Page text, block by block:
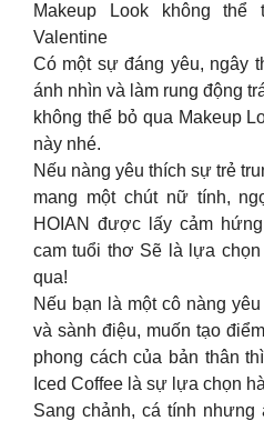
Makeup Look không
Valentine
Có một sự đáng yêu, ngây
ánh nhìn và làm rung động
không thể bỏ qua Makeup
này nhé.
Nếu nàng yêu thích sự trẻ
mang một chút nữ tính,
HOIAN được lấy cảm
cam tuổi thơ Sẽ là lựa
qua!
Nếu bạn là một cô nàng
và sành điệu, muốn tạo
phong cách của bản thân
Iced Coffee là sự lựa chọn
Sang chảnh, cá tính